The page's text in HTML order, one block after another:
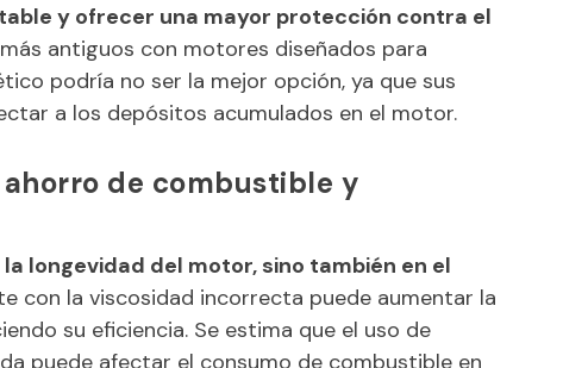
y ofrecer una mayor protección contra el
antiguos con motores diseñados para
podría no ser la mejor opción, ya que sus
a los depósitos acumulados en el motor.
de combustible y
longevidad del motor, sino también en el
con la viscosidad incorrecta puede aumentar la
su eficiencia. Se estima que el uso de
puede afectar el consumo de combustible en